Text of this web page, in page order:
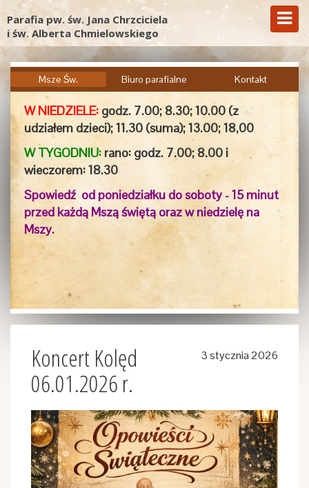
Parafia pw. św. Jana Chrzciciela
i św. Alberta Chmielowskiego
Msze Św. Biuro parafialne Kontakt
W NIEDZIELE: godz. 7.00; 8.30; 10.00 (z
udziałem dzieci); 11.30 (suma); 13.00; 18,00
W TYGODNIU: rano: godz. 7.00; 8.00 i
wieczorem:18.30
Spowiedź od poniedziałku do soboty - 15 minut
przed każdą Mszą świętą oraz w niedzielę na
Mszy.
3 stycznia 2026
Koncert Kolęd
06.01.2026 r.